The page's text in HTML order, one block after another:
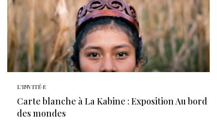
L'INVITÉ·E
Carte blanche à La Kabine : Exposition Au bord
des mondes